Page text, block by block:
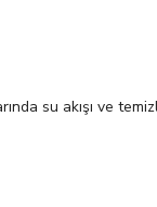
su akışı ve